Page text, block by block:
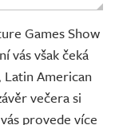
Games Show
vás však čeká
American
večera si
provede více